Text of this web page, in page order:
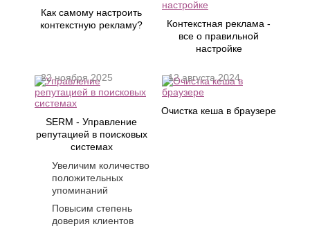
Как самому настроить
контекстную рекламу?
Контекстная реклама -
все о правильной
настройке
SERM - Управление
репутацией в поисковых
системах
22 ноября 2025
Увеличим количество
положительных
упоминаний
Повысим степень
доверия клиентов
Очистка кеша в браузере
12 августа 2024